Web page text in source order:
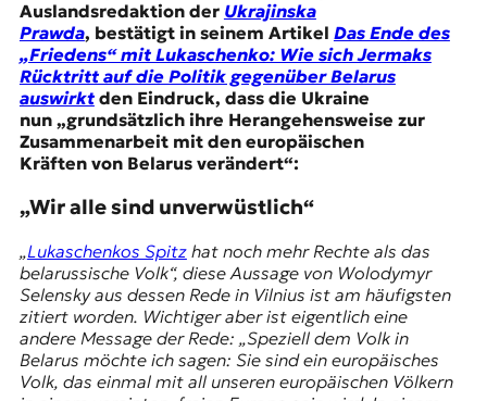
Auslandsredaktion der Ukrajinska
Prawda, bestätigt in seinem Artikel Das Ende des
„Friedens“ mit Lukaschenko: Wie sich Jermaks
Rücktritt auf die Politik gegenüber Belarus
auswirktden Eindruck, dass die Ukraine
nun „grundsätzlich ihre Herangehensweise zur
Zusammenarbeit mit den europäischen
Kräften von Belarus verändert“:
„Wir alle sind unverwüstlich“
„Lukaschenkos Spitzhat noch mehr Rechte als das
belarussische Volk“, diese Aussage von Wolodymyr
Selensky aus dessen Rede in Vilnius ist am häufigsten
zitiert worden. Wichtiger aber ist eigentlich eine
andere Message der Rede: „Speziell dem Volk in
Belarus möchte ich sagen: Sie sind ein europäisches
Volk, das einmal mit all unseren europäischen Völkern